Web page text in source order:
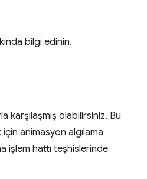
bilgi edinin.
karşılaşmış olabilirsiniz. Bu
animasyon algılama
işlem hattı teşhislerinde